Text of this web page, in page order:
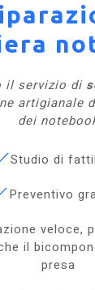
il servizio di
artigianale
dei
Studio di
Preventivo
veloce,
il
presa